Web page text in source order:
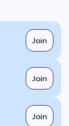
Join
Join
Join